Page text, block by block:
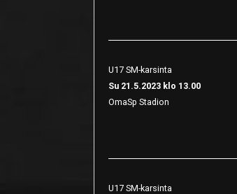
U17 SM-karsinta
Su 21.5.2023 klo 13.00
OmaSp Stadion
U17 SM-karsinta